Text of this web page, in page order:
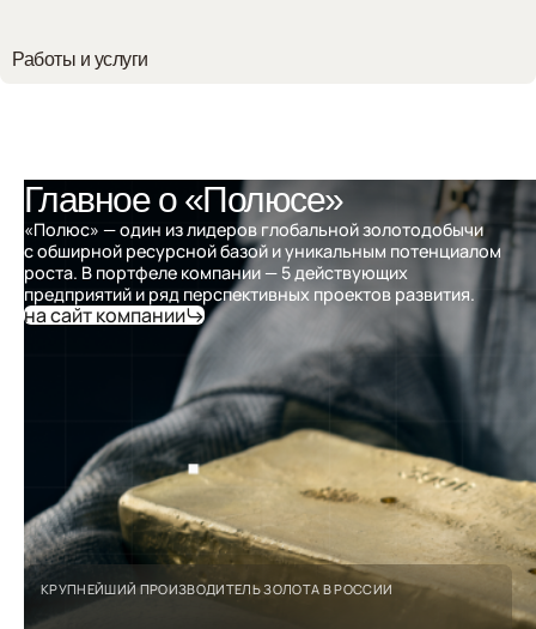
Работы и услуги
Главное о «Полюсе»
«Полюс» — один из лидеров глобальной золотодобычи
с обширной ресурсной базой и уникальным потенциалом
роста. В портфеле компании — 5 действующих
предприятий и ряд перспективных проектов развития.
на сайт компании
КРУПНЕЙШИЙ ПРОИЗВОДИТЕЛЬ ЗОЛОТА В РОССИИ